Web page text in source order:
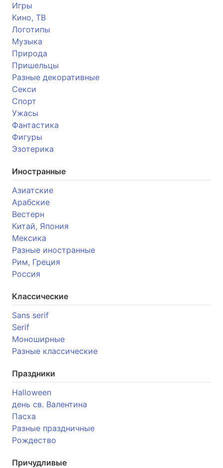
Игры
Кино, ТВ
Логотипы
Музыка
Природа
Пришельцы
Разные декоративные
Секси
Спорт
Ужасы
Фантастика
Фигуры
Эзотерика
Иностранные
Азиатские
Арабские
Вестерн
Китай, Япония
Мексика
Разные иностранные
Рим, Греция
Россия
Классические
Sans serif
Serif
Моноширные
Разные классические
Праздники
Halloween
день св. Валентина
Пасха
Разные праздничные
Рождество
Причудливые